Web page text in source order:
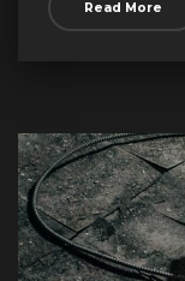
Read More